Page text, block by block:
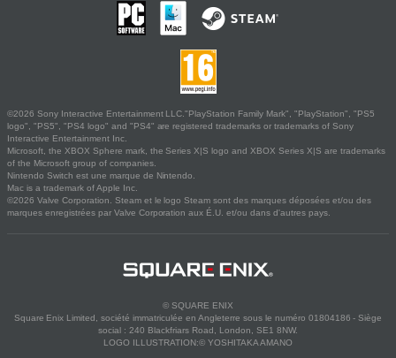
©2026 Sony Interactive Entertainment LLC."PlayStation Family Mark", "PlayStation", "PS5
logo", "PS5", "PS4 logo" and "PS4" are registered trademarks or trademarks of Sony
Interactive Entertainment Inc.
Microsoft, the XBOX Sphere mark, the Series X|S logo and XBOX Series X|S are trademarks
of the Microsoft group of companies.
Nintendo Switch est une marque de Nintendo.
Mac is a trademark of Apple Inc.
©2026 Valve Corporation. Steam et le logo Steam sont des marques déposées et/ou des
marques enregistrées par Valve Corporation aux É.U. et/ou dans d'autres pays.
© SQUARE ENIX
Square Enix Limited, société immatriculée en Angleterre sous le numéro 01804186 - Siège
social : 240 Blackfriars Road, London, SE1 8NW.
LOGO ILLUSTRATION:© YOSHITAKA AMANO